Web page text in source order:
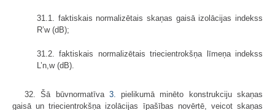
31.1. faktiskais normalizētais skaņas gaisā izolācijas indekss
R’w (dB);
31.2. faktiskais normalizētais triecientrokšņa līmeņa indekss
L’n,w (dB).
32. Šā būvnormatīva 3. pielikumā minēto konstrukciju skaņas
gaisā un triecientrokšņa izolācijas īpašības novērtē, veicot skaņas